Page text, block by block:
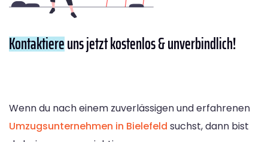
Kontaktiereuns jetzt kostenlos & unverbindlich!
Wenn du nach einem zuverlässigen und erfahrenen
Umzugsunternehmen in Bielefeld suchst, dann bist